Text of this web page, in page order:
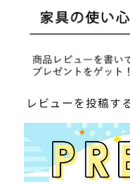
レビューを投稿す